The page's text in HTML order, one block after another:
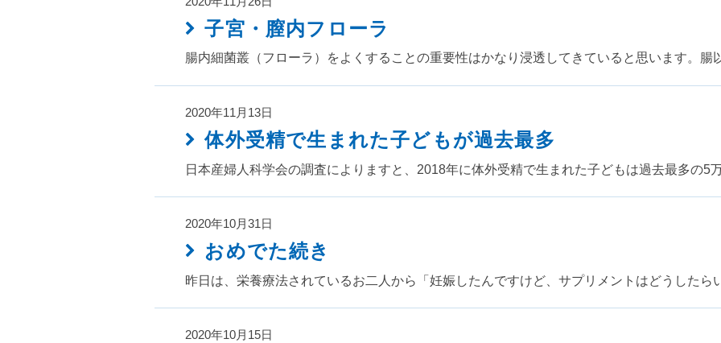
子宮・膣内フローラ
腸内細菌叢（フローラ）をよくすることの重要性はかなり浸透してきていると思います。
2020年11月13日
体外受精で生まれた子どもが過去最多
日本産婦人科学会の調査によりますと、2018年に体外受精で生まれた子どもは過去最多の5
2020年10月31日
おめでた続き
昨日は、栄養療法されているお二人から「妊娠したんですけど、サプリメントはどうした
2020年10月15日